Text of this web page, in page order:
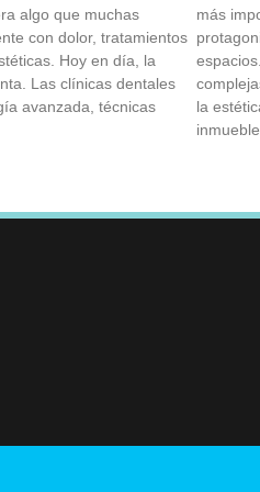
algo que muchas
con dolor, tratamientos
Hoy en día, la
Las clínicas dentales
avanzada, técnicas
más
la